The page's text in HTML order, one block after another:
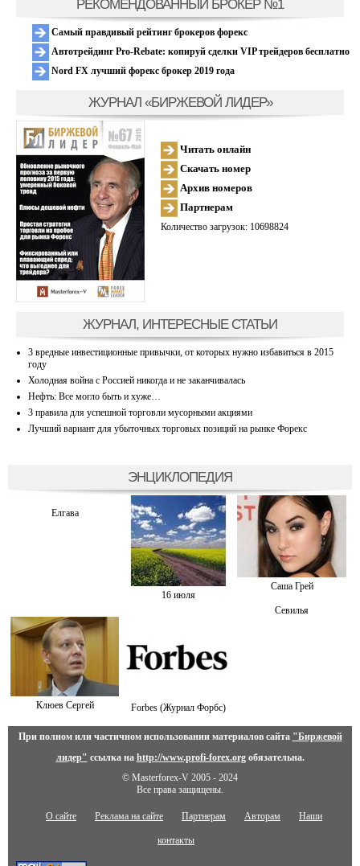
РЕКОМЕНДОВАННЫЙ БРОКЕР №1
Самый правдивый рейтинг брокеров форекс
Автотрейдинг Pro-Rebate: копируй сделки VIP трейдеров бесплатно
Nord FX лучший форекс брокер 2019 года
ЖУРНАЛ «БИРЖЕВОЙ ЛИДЕР»
Читать онлайн
Скачать номер
Архив номеров
Партнерам
Количество загрузок: 10698824
ЖУРНАЛ, ИНТЕРЕСНЫЕ СТАТЬИ
3 вредные инвестиционные привычки, от которых нужно избавиться в 2015
году
Холодная война с Россией никогда и не заканчивалась
Нефть: Все могло быть и хуже…
3 правила для успешной торговли мусорными акциями
Лучший вариант для убыточных торговых позиций на рынке Форекс
ЭНЦИКЛОПЕДИЯ
Елгава
16 июля
Саша Грей
Севилья
Клюев Сергей Forbes (Журнал Форбс)
При полном или частичном использовании материалов сайта "Биржевой
лидер" ссылка на http://www.profi-forex.orgобязательна.
© Masterforex-V 2005 - 2024
Все права защищены.
О сайте Реклама на сайте Партнерам Авторам Наши
контакты